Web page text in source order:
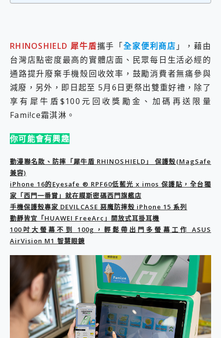
您的專屬AI 助手 Yoga Slim 7 Aura Edition 觸控AI筆電 開箱 評測
好玩好拍 vivo V50 ~ 口袋裡的 Zeiss 潮流攝影棚!
25種洗烘模式一機搞定! Roborock 衣莉莎白 H1 Neo分子篩洗脫烘 AI 滾筒洗衣機
給 MSI Claw 系列電競掌機 最完美的家 MSI Nest Docking Station 掌機專屬擴充底座 開箱 評測
2億 APO蔡司長焦神機降臨~ vivo X200 Pro、vivo X200 就是這麼好拍
EaseUS Vocal Remover 免費線上去聲器一鍵去除人聲 人聲 音樂分離 2024 消除人聲推薦
磁碟系統大風吹 有了 磁碟管理程式 EaseUS Partition Master 就是這麼簡單
全新 SONY Xperia 1 VI 開箱! 相機實測! 長焦覆蓋更遠更清晰、2日長續航、頂尖影音娛樂效能~
Xiaomi 14 Ultra 開箱 評測~ 有深度的 Leica 影像旗艦手機! 加碼小旗艦 Xiaomi 14 開箱 評測
vivo TWS 3e 真無線藍牙耳機智慧降噪升級、音質明亮溫潤，並支援雙設備連接~
MSI Claw 掌機專屬配件包 來囉 完美保護 MSI Claw A1M-026TW 電競掌機
人像旗艦 vivo V30 系列 開箱 評測! 首搭蔡司光學鏡頭、攝影棚級柔光環、拍攝功能最好玩的美拍神機 vivo V30 Pro
多個願望一次滿足 超強散熱 微星 MSI Claw A1M-026TW 電競掌機 開箱 評測
一吸完美對位 擁有超強吸力與超好用的隱磁支架 O-ONE MAG 最會吸的行動電源 開箱 評測
近八千元的 Soundcore Liberty 5 Pro Max，有螢幕的耳機會是智商稅嗎?
ASUS Pad 全面應援 Me Time，加碼愛奇藝黃金雙周卡體驗，專案價最低 NT$0 起
榮耀 HONOR 600 Pro x MOLLY Limited Edition 限量版開賣，攜手味全龍進駐大巨蛋萬人盛典
RHINOSHIELD 犀牛盾攜手「全家便利商店 」，藉由
台灣店點密度最高的實體店面、民眾每日生活必經的
通路提升廢棄手機殼回收效率，鼓勵消費者無痛參與
減廢，另外，即日起至 5月6日更祭出雙重好禮，除了
享有犀牛盾$100元回收獎勵金、加碼再送限量
Fami!ce霜淇淋。
你可能會有興趣
動漫聯名款、防摔「犀牛盾 RHINOSHIELD」 保護殼(MagSafe
兼容)
iPhone 16的Eyesafe ® RPF60低藍光 x imos 保護貼，全台獨
家「西門一番賞」就在膜斯密碼西門旗艦店
手機保護殼專家 DEVILCASE 惡魔防摔殼 iPhone 15 系列
動靜皆宜「HUAWEI FreeArc」開放式耳掛耳機
100吋大螢幕不到 100g，輕鬆帶出門多螢幕工作 ASUS
AirVision M1 智慧眼鏡